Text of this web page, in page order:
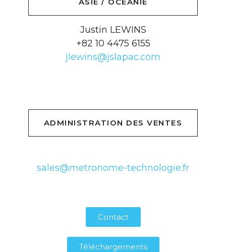
Justin LEWINS
+82 10 4475 6155
jlewins@jslapac.com
ADMINISTRATION DES VENTES
sales@metronome-technologie.fr
Contact
Téléchargements